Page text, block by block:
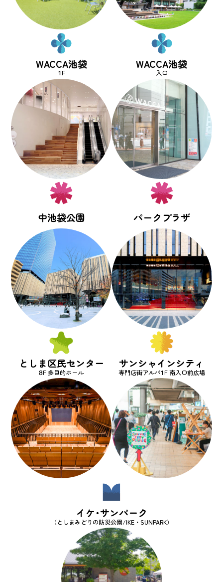
WACCA池袋
1F
WACCA池袋
入口
中池袋公園 パークプラザ
としま区民センター
8F 多目的ホール
サンシャインシティ
専門店街アルパ1F 南入口前広場
イケ･サンパーク
（としまみどりの防災公園/IKE・SUNPARK）